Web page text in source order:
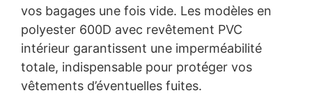
vos bagages une fois vide. Les modèles en
polyester 600D avec revêtement PVC
intérieur garantissent une imperméabilité
totale, indispensable pour protéger vos
vêtements d’éventuelles fuites.